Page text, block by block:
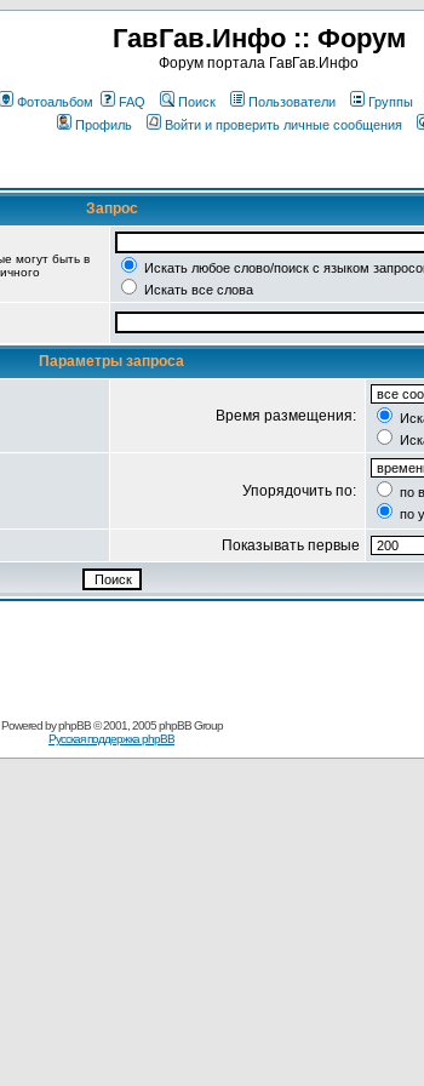
ГавГав.Инфо :: Форум
Форум портала ГавГав.Инфо
Фотоальбом FAQ Поиск Пользователи Группы
Профиль
Войти и проверить личные сообщения
Запрос
могут быть в
Искать любое слово/поиск с языком
Искать все слова
Параметры запроса
Время размещения:
Упорядочить по:
по
по
Показывать первые
Powered byphpBB© 2001, 2005 phpBB Group
Русская поддержка phpBB